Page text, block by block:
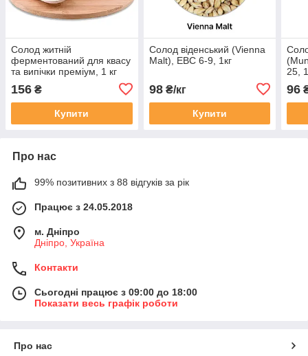
Солод житній
ферментований для квасу
та випічки преміум, 1 кг
156 ₴
Купити
Солод віденський (Vienna
Malt), EBC 6-9, 1кг
98₴/кг
Купити
25,
96
Про нас
99% позитивних з 88 відгуків за рік
Працює з 24.05.2018
м. Дніпро
Дніпро, Україна
Контакти
Сьогодні працює з 09:00 до 18:00
Показати весь графік роботи
Про нас